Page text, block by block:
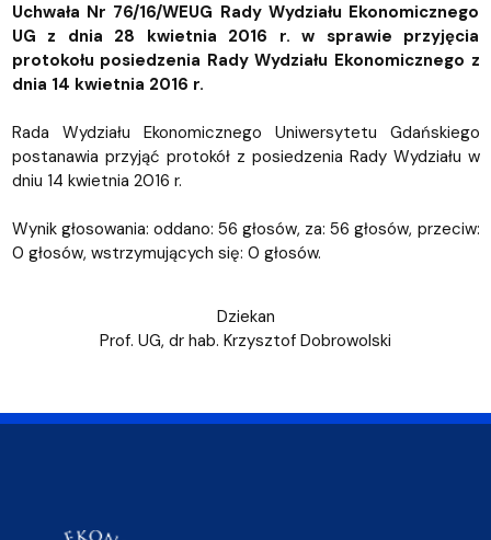
Uchwała Nr 76/16/WEUG Rady Wydziału Ekonomicznego
UG z dnia 28 kwietnia 2016 r. w sprawie przyjęcia
protokołu posiedzenia Rady Wydziału Ekonomicznego z
dnia 14 kwietnia 2016 r.
Rada Wydziału Ekonomicznego Uniwersytetu Gdańskiego
postanawia przyjąć protokół z posiedzenia Rady Wydziału w
dniu 14 kwietnia 2016 r.
Wynik głosowania: oddano: 56 głosów, za: 56 głosów, przeciw:
0 głosów, wstrzymujących się: 0 głosów.
Dziekan
Prof. UG, dr hab. Krzysztof Dobrowolski